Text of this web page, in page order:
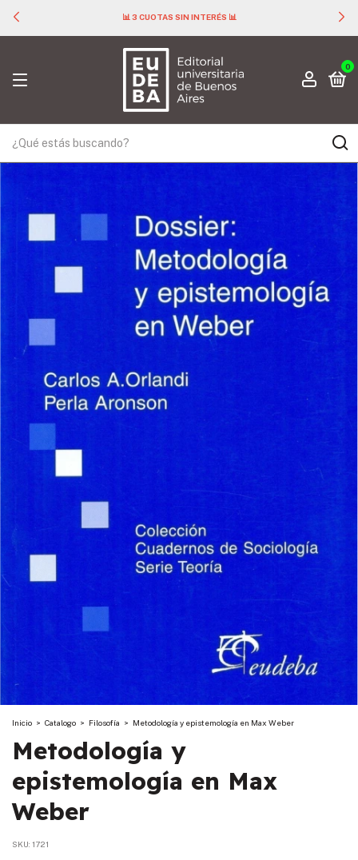
📊 3 CUOTAS SIN INTERÉS 📊
0
Inicio > Catalogo > Filosofía > Metodología y epistemología en Max Weber
Metodología y
epistemología en Max
Weber
SKU: 1721